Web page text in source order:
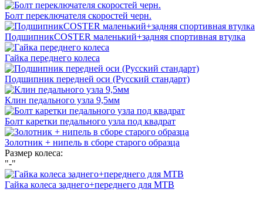
Болт переключателя скоростей черн.
ПодшипникCOSTER маленький+задняя спортивная втулка
Гайка переднего колеса
Подшипник передней оси (Русский стандарт)
Клин педального узла 9,5мм
Болт каретки педального узла под квадрат
Золотник + нипель в сборе старого образца
Размер колеса:
"-"
Гайка колеса заднего+переднего для МТВ